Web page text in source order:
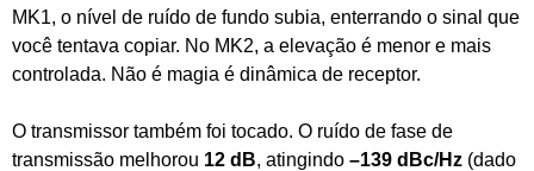
MK1, o nível de ruído de fundo subia, enterrando o sinal que
você tentava copiar. No MK2, a elevação é menor e mais
controlada. Não é magia é dinâmica de receptor.
O transmissor também foi tocado. O ruído de fase de
transmissão melhorou 12 dB, atingindo –139 dBc/Hz (dado